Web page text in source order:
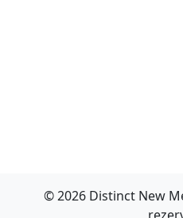
© 2026 Distinct New